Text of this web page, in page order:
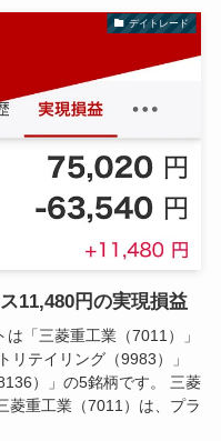
デイトレード
11,480円の実現損益
「三菱重工業（7011）」
リテイリング（9983）」
）」の5銘柄です。 三菱
重工業（7011）は、プラ